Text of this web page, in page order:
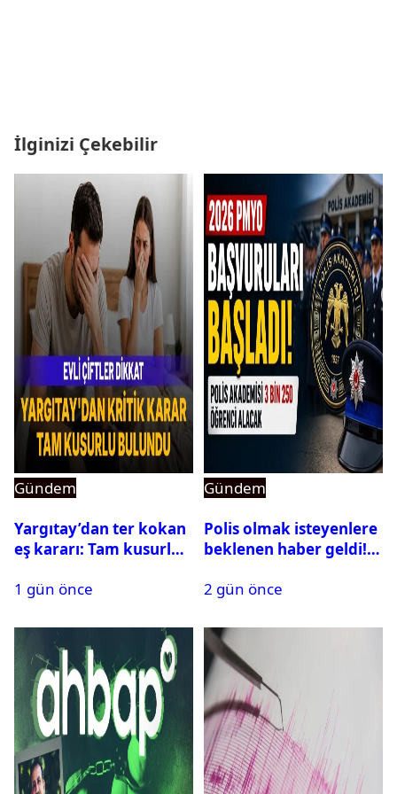
İlginizi Çekebilir
Gündem
Yargıtay’dan ter kokan
eş kararı: Tam kusurlu
1 gün önce
Gündem
Polis olmak isteyenlere
beklenen haber geldi!
2 gün önce